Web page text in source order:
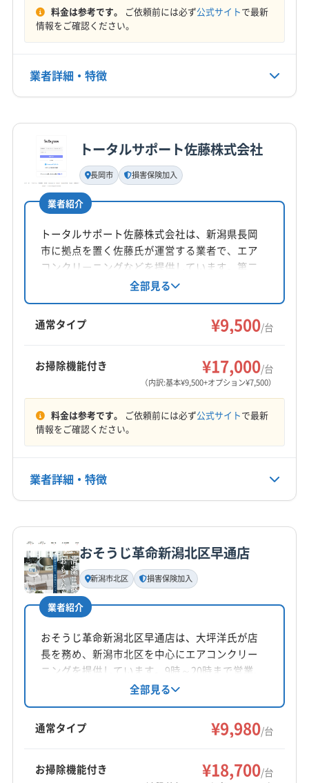
定休日
電話番号
公式HP
公式サイトを見る
料金は参考です。 ご依頼前には必ず公式サイトで最新
情報をご確認ください。
業者詳細・特徴
基本情報
代表者名
進藤聖
所在地
東京都中央区八丁堀3-16-6 八重洲プレイス7 F
対応地域
見附市 五泉市
新潟市秋葉区
新潟市西蒲区 新潟市西区
新潟市中央区
新潟市東区
新発田市
北蒲原郡聖籠町
(東京都) 江戸川区
(東京都) 港区
(東京都) 荒川区
(東京都) 渋谷区
(東京都) 新宿区
(東京都) 杉並区
(東京都) 世田谷区
(東京都) 千代田区
(東京都) 足立区
(東京都) 台東区
(東京都) 大田区
(東京都) 文京区
(神奈川県) 横浜市戸塚区
(神奈川県) 横浜市港南区
(神奈川県) 横浜市港北区
(神奈川県) 横浜市神奈川区
(神奈川県) 横浜市瀬谷区
(神奈川県) 横浜市西区
(神奈川県) 横浜市青葉区
(神奈川県) 横浜市都筑区
(神奈川県) 横浜市南区
(神奈川県) 横浜市保土ケ谷区
(神奈川県) 横浜市緑区
(神奈川県) 川崎市幸区
(神奈川県) 川崎市高津区
(神奈川県) 川崎市川崎区
(神奈川県) 川崎市多摩区
(神奈川県) 川崎市中原区
9:30〜18:30
定休日
電話番号
公式HP
公式サイトを見る
トータルサポート佐藤株式会社
長岡市 損害保険加入
業者紹介
トータルサポート佐藤株式会社は、新潟県長岡
市に拠点を置く佐藤氏が運営する業者で、エア
コンクリーニングなどを提供しています。第二
種電気工事士の資格を持ち、損害保険にも加
入。丁寧な対応と事前の作業説明を心掛けてい
ます。複数台割引や消臭抗菌コート等のオプシ
ョンも用意しています。
全部見る
通常タイプ ¥9,500/台
お掃除機能付き ¥17,000/台
（内訳:基本¥9,500+オプション¥7,500）
料金は参考です。 ご依頼前には必ず公式サイトで最新
情報をご確認ください。
業者詳細・特徴
基本情報
代表者名
佐藤
所在地
新潟県長岡市
対応地域
燕市 魚沼市
三条市
十日町市 小千谷市 上越市
新潟市江南区
新潟市秋葉区
新潟市中央区
南魚沼市
柏崎市
三島郡出雲崎町
おそうじ革命新潟北区早通店
新潟市北区 損害保険加入
業者紹介
おそうじ革命新潟北区早通店は、大坪洋氏が店
長を務め、新潟市北区を中心にエアコンクリー
ニングを提供しています。9時～20時まで営業、
不定休。阿賀野市など広範囲に対応していま
す。基本料金9980円から。損害保険加入済み
で、防カビ抗菌コートにも対応。丁寧な作業と
アフターフォローが魅力です。
全部見る
通常タイプ ¥9,980/台
お掃除機能付き ¥18,700/台